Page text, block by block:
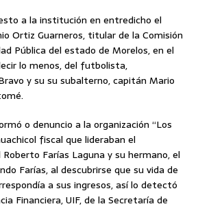
a la institución en entredicho el
Ortiz Guarneros, titular de la Comisión
Pública del estado de Morelos, en el
lo menos, del futbolista,
y su su subalterno, capitán Mario
o denuncio a la organización “Los
fiscal que lideraban el
Farías Laguna y su hermano, el
Farías, al descubrirse que su vida de
a sus ingresos, así lo detectó
Financiera, UIF, de la Secretaría de